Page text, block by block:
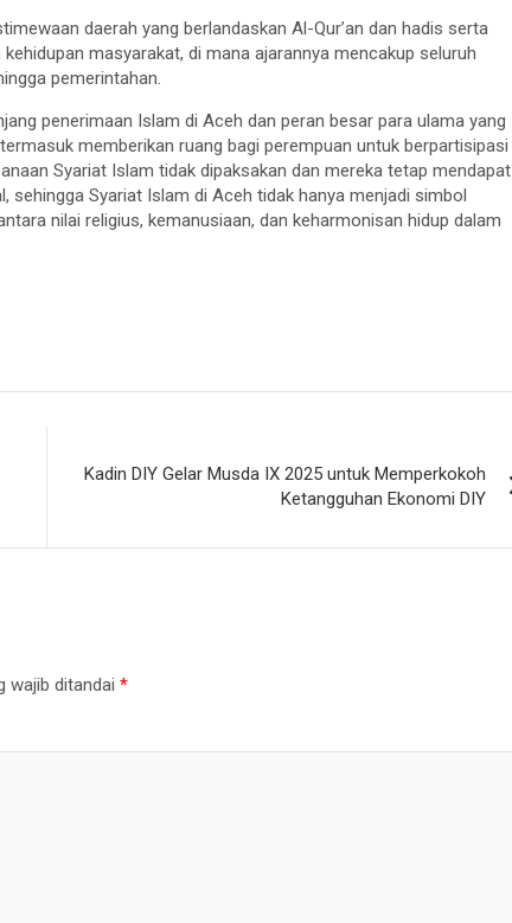
daerah yang berlandaskan Al-Qur’an dan hadis serta
masyarakat, di mana ajarannya mencakup seluruh
pemerintahan.
penerimaan Islam di Aceh dan peran besar para ulama yang
memberikan ruang bagi perempuan untuk berpartisipasi
Syariat Islam tidak dipaksakan dan mereka tetap mendapat
sehingga Syariat Islam di Aceh tidak hanya menjadi simbol
nilai religius, kemanusiaan, dan keharmonisan hidup dalam
Kadin DIY Gelar Musda IX 2025 untuk Memperkokoh
Ketangguhan Ekonomi DIY
wajib ditandai *